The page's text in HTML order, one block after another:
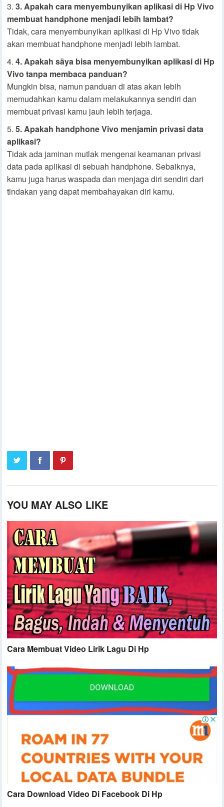
3. Apakah cara menyembunyikan aplikasi di Hp Vivo
membuat handphone menjadi lebih lambat?
Tidak, cara menyembunyikan aplikasi di Hp Vivo tidak
akan membuat handphone menjadi lebih lambat.
4. Apakah säya bisa menyembunyikan aplikasi di Hp
Vivo tanpa membaca panduan?
Mungkin bisa, namun panduan di atas akan lebih
memudahkan kamu dalam melakukannya sendiri dan
membuat privasi kamu jauh lebih terjaga.
5. Apakah handphone Vivo menjamin privasi data
aplikasi?
Tidak ada jaminan mutlak mengenai keamanan privasi
data pada aplikasi di sebuah handphone. Sebaiknya,
kamu juga harus waspada dan menjaga diri sendiri dari
tindakan yang dapat membahayakan diri kamu.
YOU MAY ALSO LIKE
Cara Membuat Video Lirik Lagu Di Hp
Cara Download Video Di Facebook Di Hp